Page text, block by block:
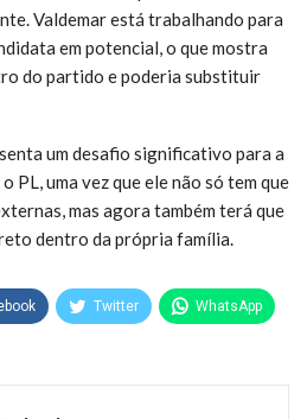
Valdemar está trabalhando para
em potencial, o que mostra
do partido e poderia substituir
um desafio significativo para a
PL, uma vez que ele não só tem que
mas agora também terá que
dentro da própria família.
Twitter WhatsApp